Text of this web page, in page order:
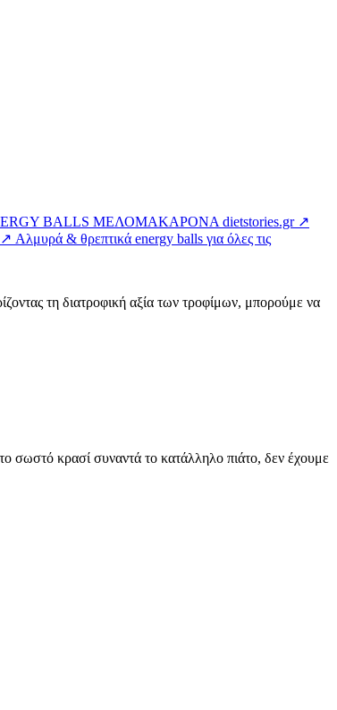
BALLS ΜΕΛΟΜΑΚΑΡΟΝΑ dietstories.gr ↗
↗ Αλμυρά & θρεπτικά energy balls για όλες τις
τη διατροφική αξία των τροφίμων, μπορούμε να
σωστό κρασί συναντά το κατάλληλο πιάτο, δεν έχουμε